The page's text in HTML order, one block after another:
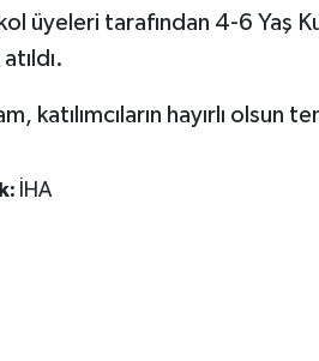
üyeleri tarafından 4-6 Yaş
katılımcıların hayırlı olsun
İHA